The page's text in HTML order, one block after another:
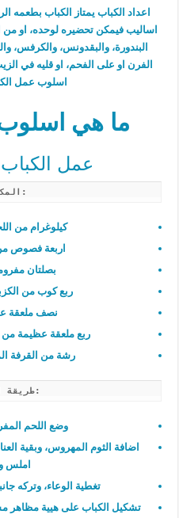
اعداد الكباب يمتاز الكباب بطعمه
اساليب فيمكن تحضيره لوحده، او من
البندورة، والبقدونس، والكرفس،
الفرن او على الفحم، او قليه في
اسلوب عمل
ما هي
عمل
المكونات:
كيلوغرام من
اربعة فصوص
بصلتان
ربع كوب من
نصف ملعقة
ربع ملعقة عظيمة
رشة من القرفة
طريقة التحضير:
وضع اللحم
اضافة الثوم المهروس، وبقية
املس
تغطية الوعاء، وتركه
تشكيل الكباب على هيية مظاهر